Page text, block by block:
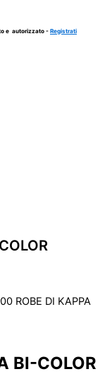
e autorizzato -Registrati
ROBE DI KAPPA
BI-COLOR